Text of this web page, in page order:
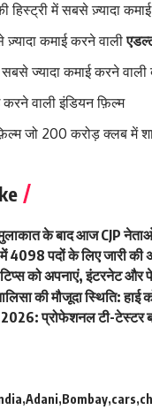
हिस्ट्री में सबसे ज़्यादा
कमाई करने वाली
ज्यादा कमाई करने वाली
वाली इंडियन फ़िल्म
जो 200 करोड़ क्लब में
के बाद आज CJP
4098 पदों के लिए जारी
को अपनाएं, इंटरनेट और
की मौजूदा स्थिति: हाई
प्रोफेशनल टी-टेस्टर
Adani Bombay cars